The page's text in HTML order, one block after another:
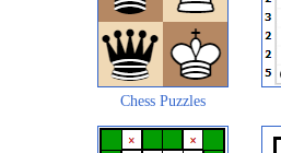
Chess Puzzles